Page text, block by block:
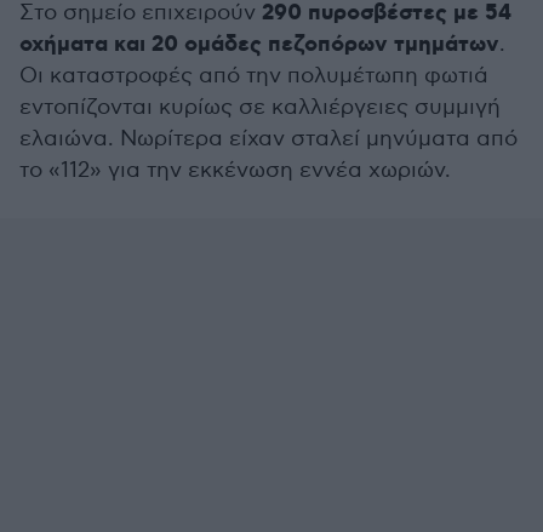
Στο σημείο επιχειρούν 290 πυροσβέστες με 54
οχήματα και 20 ομάδες πεζοπόρων τμημάτων.
Οι καταστροφές από την πολυμέτωπη φωτιά
εντοπίζονται κυρίως σε καλλιέργειες συμμιγή
ελαιώνα. Νωρίτερα είχαν σταλεί μηνύματα από
το «112» για την εκκένωση εννέα χωριών.